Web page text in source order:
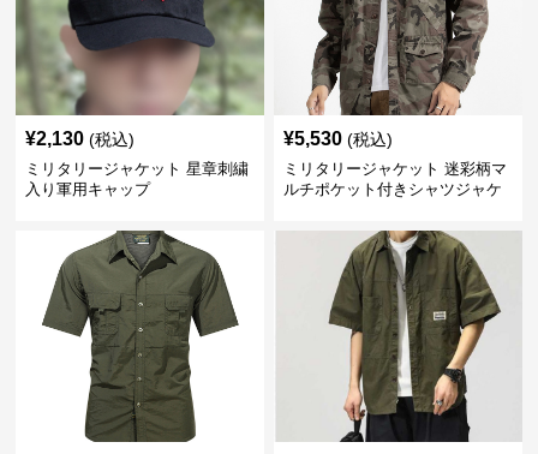
¥2,130 (税込)
ミリタリージャケット 星章刺繍
入り軍用キャップ
¥5,530 (税込)
ミリタリージャケット 迷彩柄マ
ルチポケット付きシャツジャケ